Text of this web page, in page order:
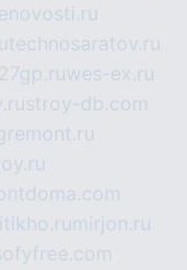
technosaratov.ru
wes-ex.ru
stroy-db.com
mirjon.ru